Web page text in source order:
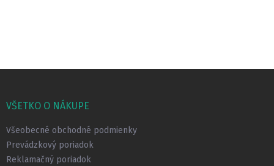
pVŠETKO O NÁKUPE
Všeobecné obchodné podmienky
Prevádzkový poriadok
Reklamačný poriadok